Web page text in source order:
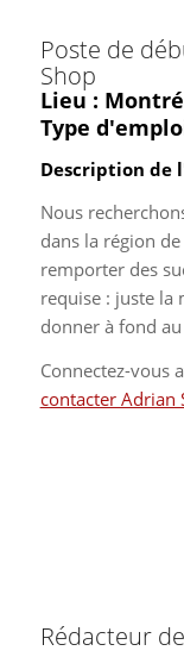
Poste de
Shop
Lieu :
Type
Description de
Nous
dans la région
remporter des
requise : juste la
donner à fond
Connectez-vous
contacter Adrian
Rédacteur